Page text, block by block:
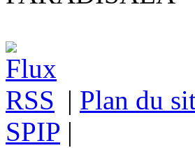
| Plan du
SPIP |